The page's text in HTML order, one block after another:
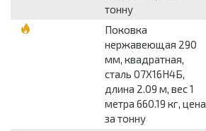
тонну
Поковка
нержавеющая 290
мм, квадратная,
сталь 07Х16Н4Б,
длина 2.09 м, вес 1
метра 660.19 кг, цена
за тонну